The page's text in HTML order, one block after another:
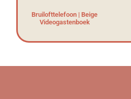
Bruilofttelefoon | Beige
Videogastenboek